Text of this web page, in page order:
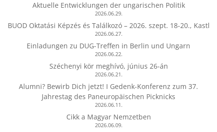
Aktuelle Entwicklungen der ungarischen Politik
2026.06.29.
BUOD Oktatási Képzés és Találkozó – 2026. szept. 18-20., Kastl
2026.06.27.
Einladungen zu DUG-Treffen in Berlin und Ungarn
2026.06.22.
Széchenyi kör meghívó, június 26-án
2026.06.21.
Alumni? Bewirb Dich jetzt! I Gedenk-Konferenz zum 37.
Jahrestag des Paneuropäischen Picknicks
2026.06.11.
Cikk a Magyar Nemzetben
2026.06.09.